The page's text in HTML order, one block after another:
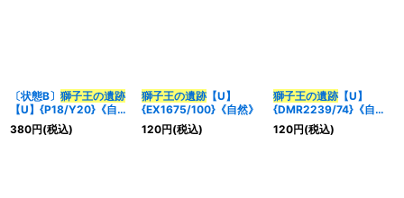
〔状態B〕 獅子王の遺跡
【U】{P18/Y20}《自
然》
380円(税込)
獅子王の遺跡【U】
{EX1675/100}《自然》
120円(税込)
獅子王の遺跡【U】
{DMR2239/74}《自
然》
120円(税込)